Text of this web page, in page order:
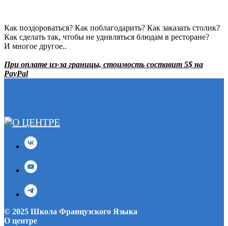
Как поздороваться? Как поблагодарить? Как заказать столик?
Как сделать так, чтобы не удивляться блюдам в ресторане?
И многое другое..
При оплате из-за границы, стоимость составит 5$ на
PayPal
© 2025 Школа Французского Языка
О центре